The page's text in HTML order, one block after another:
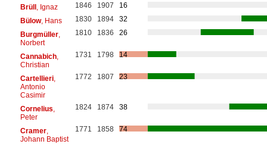
Brüll, Ignaz 1846 1907
16
Bülow, Hans 1830 1894
32
Burgmüller,
Norbert
1810 1836 26
Cannabich,
Christian
1731 1798 14
Cartellieri,
Antonio
Casimir
1772 1807 23
Cornelius
Peter
1824 1874 38
Cramer,
Johann Baptist
1771 1858 74